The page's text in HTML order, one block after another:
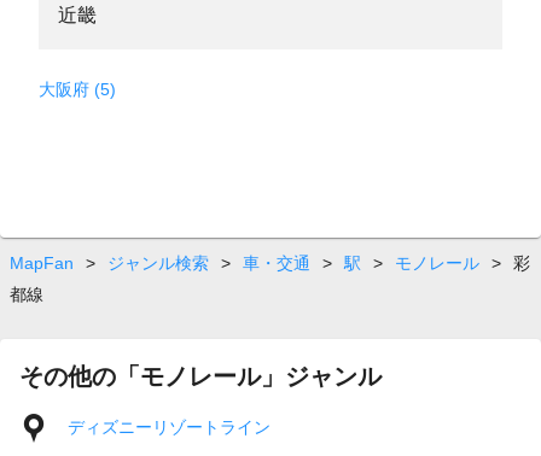
近畿
大阪府 (5)
MapFan > ジャンル検索 > 車・交通 > 駅 > モノレール >
彩
都線
その他の「モノレール」ジャンル
ディズニーリゾートライン